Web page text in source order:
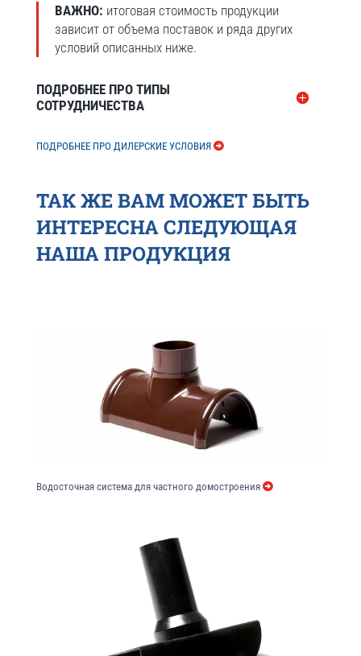
ВАЖНО: итоговая стоимость продукции
зависит от объема поставок и ряда других
условий описанных ниже.
ПОДРОБНЕЕ ПРО ТИПЫ
СОТРУДНИЧЕСТВА
ПОДРОБНЕЕ ПРО ДИЛЕРСКИЕ УСЛОВИЯ
ТАК ЖЕ ВАМ МОЖЕТ БЫТЬ
ИНТЕРЕСНА СЛЕДУЮЩАЯ
НАША ПРОДУКЦИЯ
Водосточная система для частного домостроения